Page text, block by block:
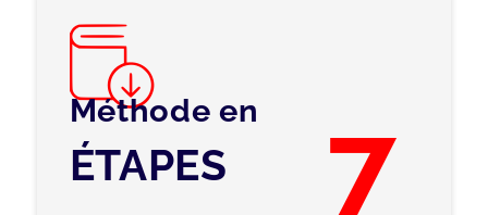
Méthode en 7
ÉTAPES